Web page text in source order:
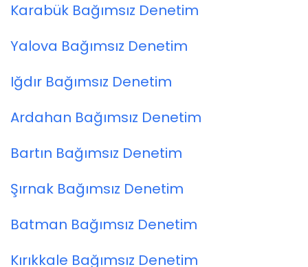
Karabük Bağımsız Denetim
Yalova Bağımsız Denetim
Iğdır Bağımsız Denetim
Ardahan Bağımsız Denetim
Bartın Bağımsız Denetim
Şırnak Bağımsız Denetim
Batman Bağımsız Denetim
Kırıkkale Bağımsız Denetim